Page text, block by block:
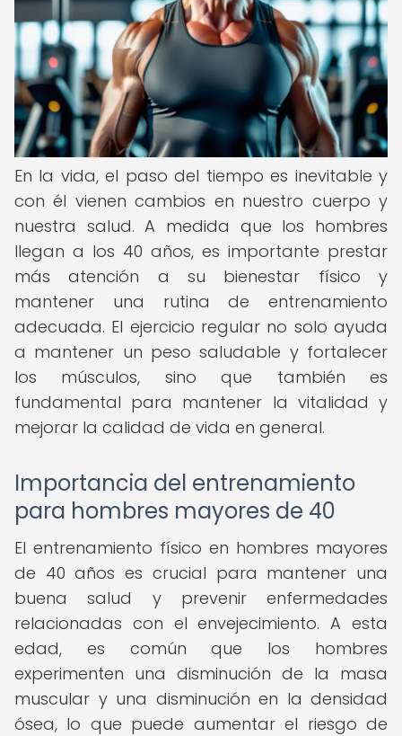
En la vida, el paso del tiempo es inevitable y
con él vienen cambios en nuestro cuerpo y
nuestra salud. A medida que los hombres
llegan a los 40 años, es importante prestar
más atención a su bienestar físico y
mantener una rutina de entrenamiento
adecuada. El ejercicio regular no solo ayuda
a mantener un peso saludable y fortalecer
los músculos, sino que también es
fundamental para mantener la vitalidad y
mejorar la calidad de vida en general.
Importancia del entrenamiento
para hombres mayores de 40
El entrenamiento físico en hombres mayores
de 40 años es crucial para mantener una
buena salud y prevenir enfermedades
relacionadas con el envejecimiento. A esta
edad, es común que los hombres
experimenten una disminución de la masa
muscular y una disminución en la densidad
ósea, lo que puede aumentar el riesgo de